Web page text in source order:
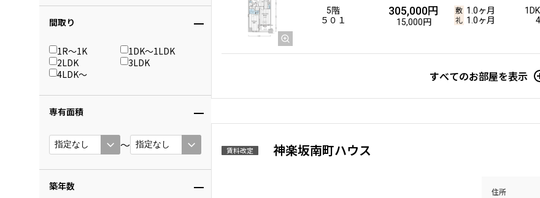
間取り
1R〜1K
1DK〜1LDK
2LDK
3LDK
4LDK〜
専有面積
〜
築年数
5階
５０１
305,000円
15,000円
1.0ヶ月
1.0ヶ月
すべてのお部屋を表示
賃料改定 神楽坂南町ハウス
住所